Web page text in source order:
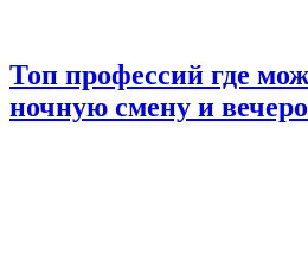
Топ профессий где
ночную смену и